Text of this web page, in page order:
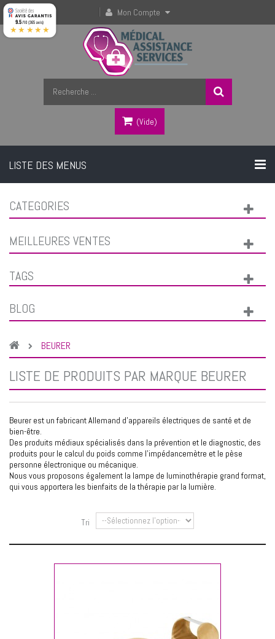
Mon Compte
(vide)
LISTE DES MENUS
CATEGORIES
MEILLEURES VENTES
TAGS
BLOG
BEURER
LISTE DE PRODUITS PAR MARQUE BEURER
Beurer est un fabricant Allemand d'appareils électriques de santé et de
bien-être.
Des produits médiaux spécialisés dans la prévention et le diagnostic, des
produits pour le calcul du poids comme l'impédancemètre et le pèse
personne électronique ou mécanique.
Nous vous proposons également la lampe de luminothérapie grand format,
qui vous apportera les bienfaits de la thérapie par la lumière.
Tri
9.5/10 (365 avis)
★★★★★